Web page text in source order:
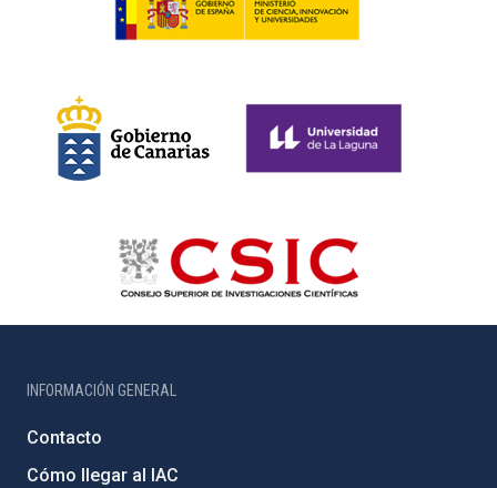
INFORMACIÓN GENERAL
Contacto
Cómo llegar al IAC